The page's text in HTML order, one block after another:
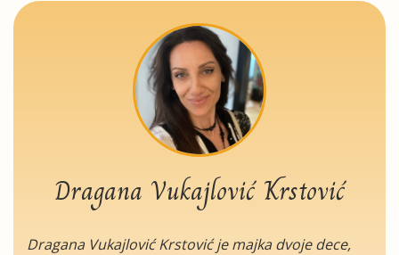
Dragana Vukajlović Krstović
Dragana Vukajlović Krstović je majka dvoje dece,